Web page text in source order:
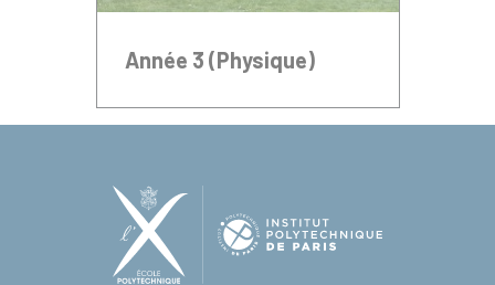
Année 3 (Physique)